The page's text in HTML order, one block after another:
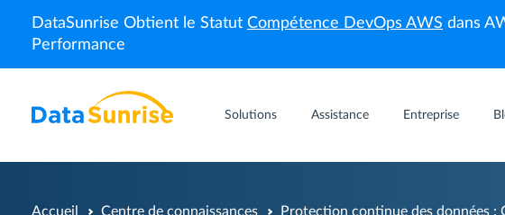
DataSunrise Obtient le Statut Compétence DevOps AWS dans
Performance
Solutions Assistance Entreprise
Accueil Centre de connaissances Protection continue des données :